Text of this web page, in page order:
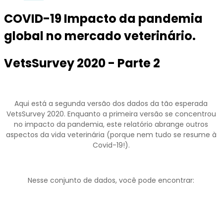
COVID-19 Impacto da pandemia
global no mercado veterinário.
VetsSurvey 2020 - Parte 2
Aqui está a segunda versão dos dados da tão esperada
VetsSurvey 2020. Enquanto a primeira versão se concentrou
no impacto da pandemia, este relatório abrange outros
aspectos da vida veterinária (porque nem tudo se resume à
Covid-19!).
Nesse conjunto de dados, você pode encontrar: